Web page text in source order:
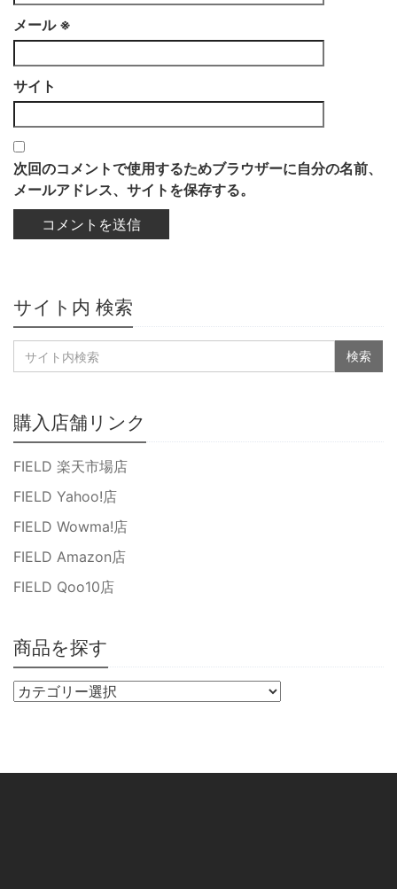
メール ※
サイト
次回のコメントで使用するためブラウザーに自分の名前、
メールアドレス、サイトを保存する。
サイト内 検索
購入店舗リンク
FIELD 楽天市場店
FIELD Yahoo!店
FIELD Wowma!店
FIELD Amazon店
FIELD Qoo10店
商品を探す